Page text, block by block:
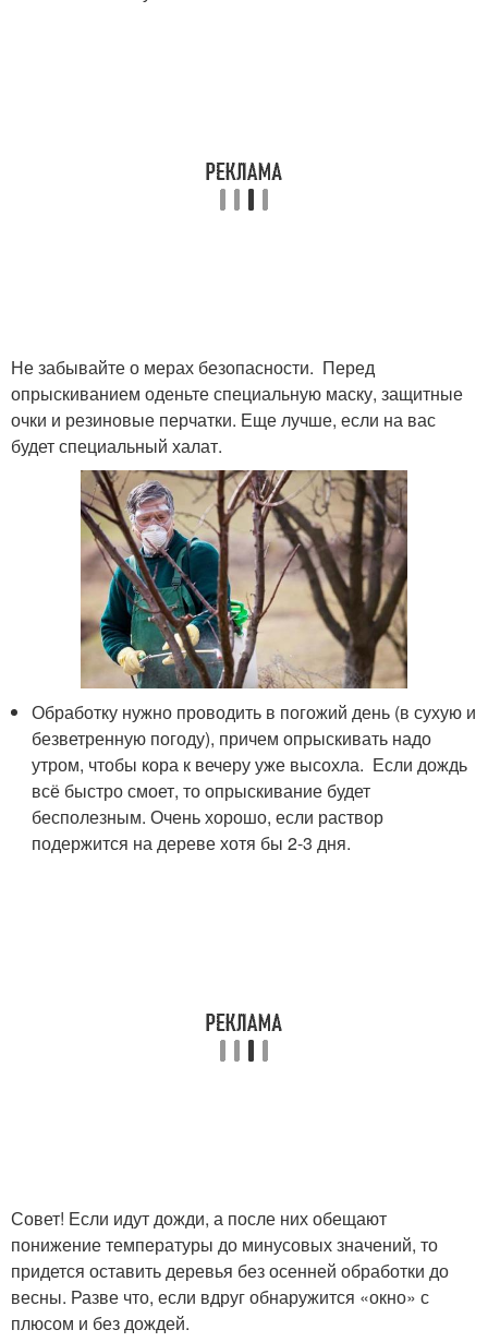
Не забывайте о мерах безопасности. Перед
опрыскиванием оденьте специальную маску, защитные
очки и резиновые перчатки. Еще лучше, если на вас
будет специальный халат.
Обработку нужно проводить в погожий день (в сухую и
безветренную погоду), причем опрыскивать надо
утром, чтобы кора к вечеру уже высохла. Если дождь
всё быстро смоет, то опрыскивание будет
бесполезным. Очень хорошо, если раствор
подержится на дереве хотя бы 2-3 дня.
Совет! Если идут дожди, а после них обещают
понижение температуры до минусовых значений, то
придется оставить деревья без осенней обработки до
весны. Разве что, если вдруг обнаружится «окно» с
плюсом и без дождей.